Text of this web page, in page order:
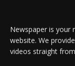
Newspaper is your
website. We
videos straight